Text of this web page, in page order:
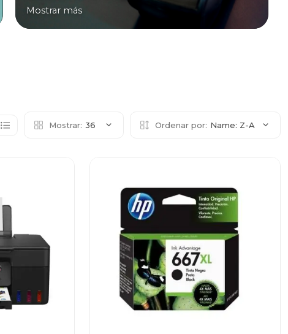
Mostrar más
Mostrar: 36 Ordenar por: Name: Z-A